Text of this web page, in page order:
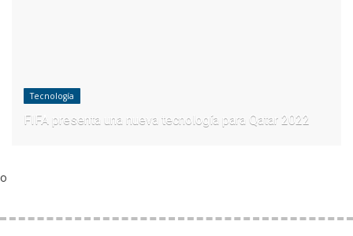
Tecnología
FIFA presenta una nueva tecnología para Qatar 2022
o